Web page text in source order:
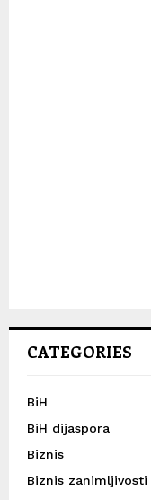
CATEGORIES
BiH
BiH dijaspora
Biznis
Biznis zanimljivosti